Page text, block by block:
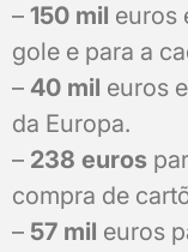
– 150 mil euros
gole e para a
– 40 mil euros
da Europa.
– 238 euros
compra de
– 57 mil euros